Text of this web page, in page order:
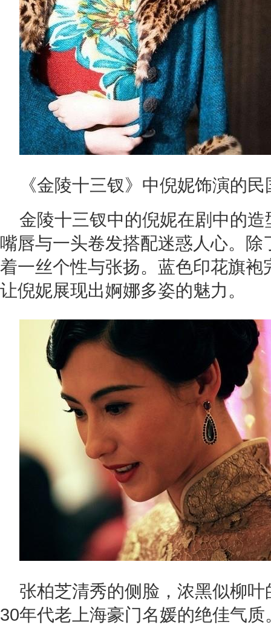
《金陵十三钗》中倪妮饰演的
金陵十三钗中的倪妮在剧中的
嘴唇与一头卷发搭配迷惑人心。
着一丝个性与张扬。蓝色印花旗袍
让倪妮展现出婀娜多姿的魅力。
张柏芝清秀的侧脸，浓黑似柳
30年代老上海豪门名媛的绝佳气